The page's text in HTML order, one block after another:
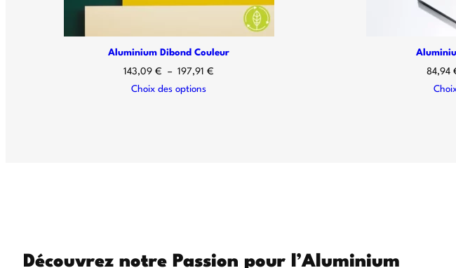
Aluminium Dibond Couleur
143,09€ – 197,91€
Choix des options
84,94
Découvrez notre Passion pour l’Aluminium